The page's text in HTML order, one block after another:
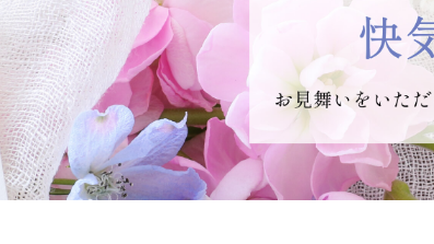
8個入り
16個入り
薄皮
5個入り
8個入り
10個入り
16個入り
mini せいろ薄皮
全
結婚式引き出物
出産内祝い
快気祝い
入園・入学のお祝返し
その他の内祝い・お返し
出産祝い
誕生日
その他